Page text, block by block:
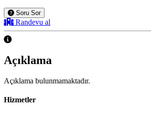
Soru Sor
Randevu al
Açıklama
Açıklama bulunmamaktadır.
Hizmetler